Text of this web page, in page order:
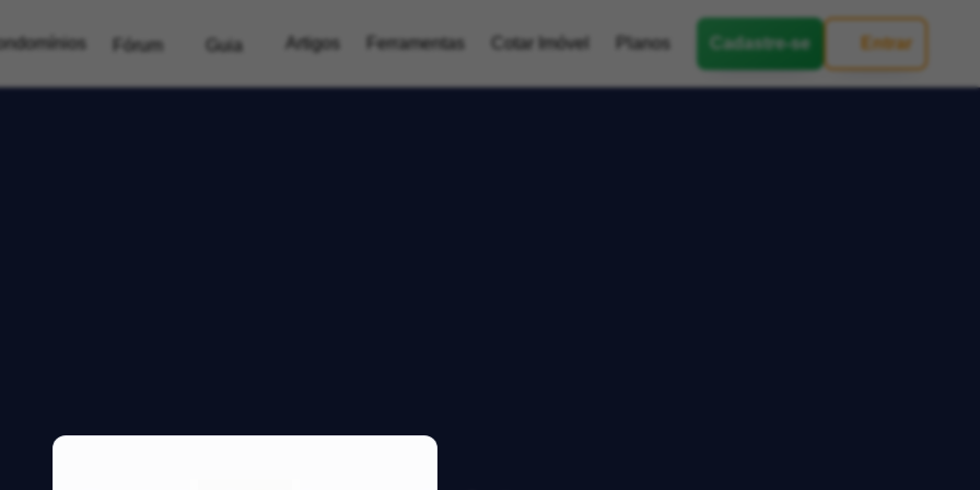
Fórum Guia Artigos Ferramentas Cotar Imóvel Planos Cadastre-se Entrar